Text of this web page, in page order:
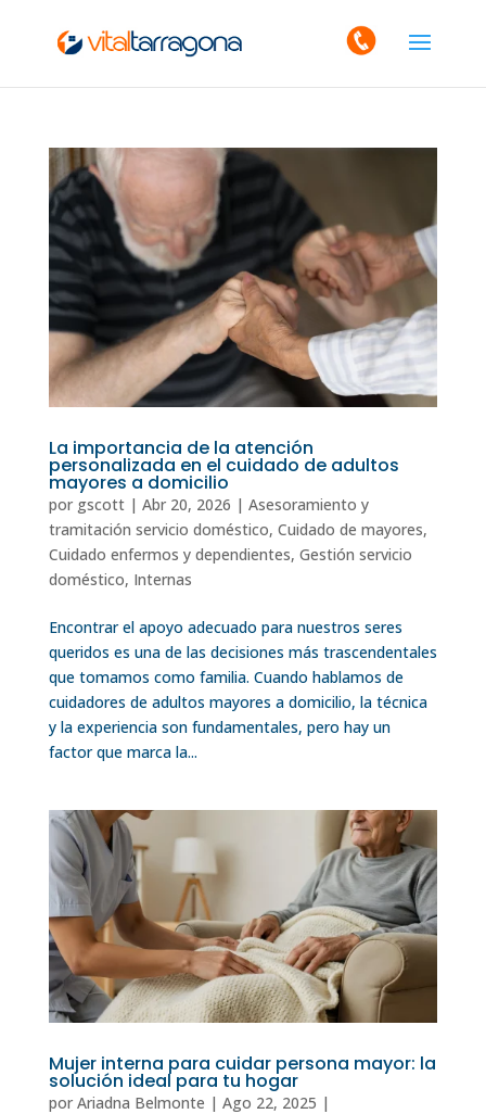
La importancia de la atención
personalizada en el cuidado de adultos
mayores a domicilio
por gscott| Abr 20, 2026 | Asesoramiento y
tramitación servicio doméstico, Cuidado de mayores,
Cuidado enfermos y dependientes, Gestión servicio
doméstico, Internas
Encontrar el apoyo adecuado para nuestros seres
queridos es una de las decisiones más trascendentales
que tomamos como familia. Cuando hablamos de
cuidadores de adultos mayores a domicilio, la técnica
y la experiencia son fundamentales, pero hay un
factor que marca la...
Mujer interna para cuidar persona mayor: la
solución ideal para tu hogar
por Ariadna Belmonte | Ago 22, 2025 |